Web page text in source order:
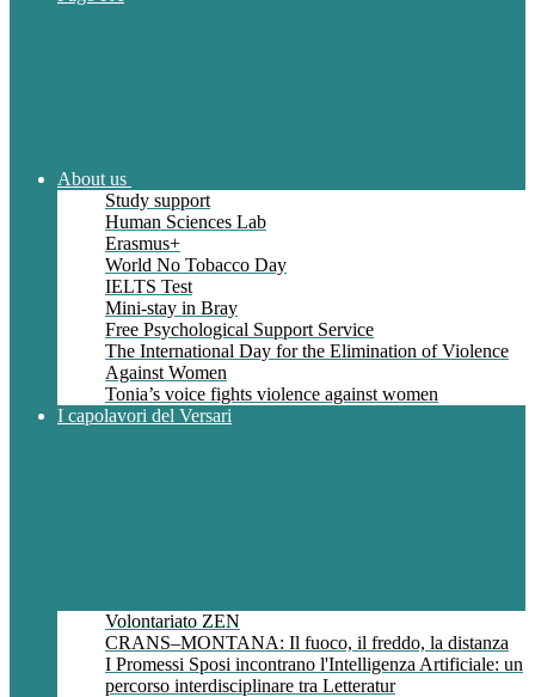
About us
Study support
Human Sciences Lab
Erasmus+
World No Tobacco Day
IELTS Test
Mini-stay in Bray
Free Psychological Support Service
The International Day for the Elimination of Violence
Against Women
Tonia’s voice fights violence against women
I capolavori del Versari
Volontariato ZEN
CRANS–MONTANA: Il fuoco, il freddo, la distanza
I Promessi Sposi incontrano l'Intelligenza Artificiale: un
percorso interdisciplinare tra Letteratur